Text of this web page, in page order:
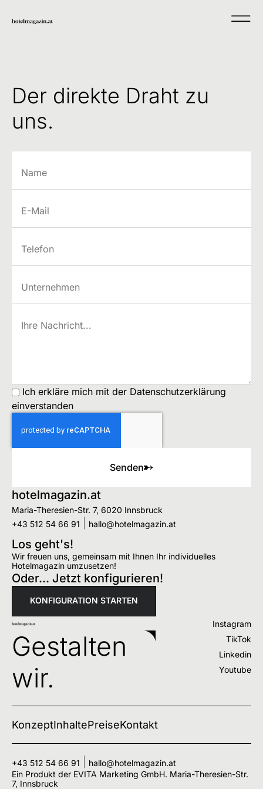
Der direkte Draht zu
uns.
Ich erkläre mich mit der Datenschutzerklärung
einverstanden
Senden
hotelmagazin.at
Maria-Theresien-Str. 7, 6020 Innsbruck
+43 512 54 66 91
hallo@hotelmagazin.at
Los geht's!
Wir freuen uns, gemeinsam mit Ihnen Ihr individuelles
Hotelmagazin umzusetzen!
Oder... Jetzt konfigurieren!
KONFIGURATION STARTEN
Gestalten
wir.
Instagram
TikTok
Linkedin
Youtube
KonzeptInhaltePreiseKontakt
+43 512 54 66 91
hallo@hotelmagazin.at
Ein Produkt der EVITA Marketing GmbH. Maria-Theresien-Str.
7, Innsbruck